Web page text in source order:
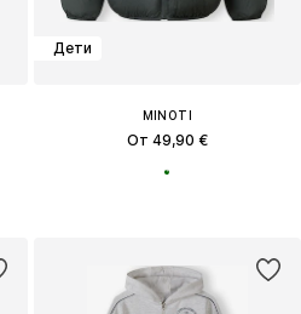
Дети
MINOTI
От 49,90 €